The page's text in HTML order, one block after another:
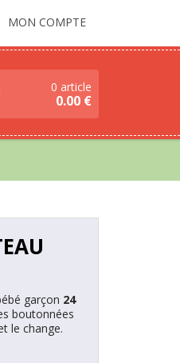
MON COMPTE
0 article
0.00 €
garçon 24
boutonnées
le change.